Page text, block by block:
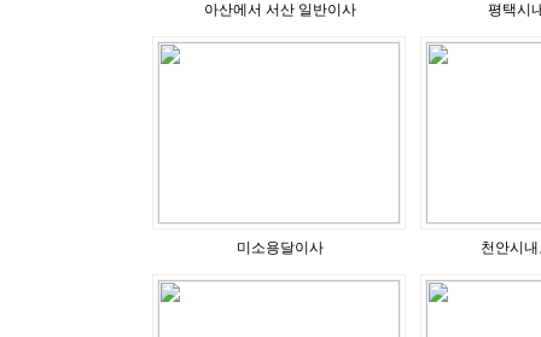
아산에서 서산 일반이사 평택시
미소용달이사 천안시